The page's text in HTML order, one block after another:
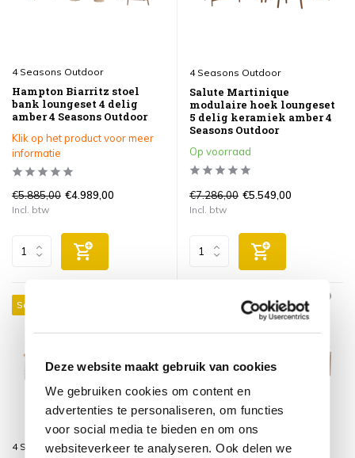
Deze website maakt gebruik van cookies
We gebruiken cookies om content en
advertenties te personaliseren, om functies
voor social media te bieden en om ons
websiteverkeer te analyseren. Ook delen we
4 Seasons Outdoor
Hampton Biarritz stoel
bank loungeset 4 delig
amber 4 Seasons Outdoor
Klik op het product voor meer
informatie
€5.885,00 €4.989,00
Incl. btw
4 Seasons Outdoor
Salute Martinique
modulaire hoek loungeset
5 delig keramiek amber 4
Seasons Outdoor
Op voorraad
€7.286,00 €5.549,00
Incl. btw
Sale 24%
4 Seasons Outdoor 4 Seasons Outdoor